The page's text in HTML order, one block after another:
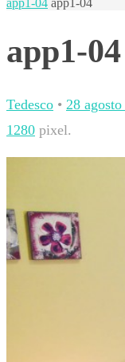
app1-04 app1-04
app1-04
Tedesco • 28
1280 pixel.